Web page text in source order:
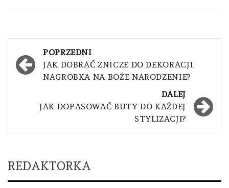
Nawigacja
wpisu
POPRZEDNI
JAK DOBRAĆ ZNICZE DO DEKORACJI
NAGROBKA NA BOŻE NARODZENIE?
DALEJ
JAK DOPASOWAĆ BUTY DO KAŻDEJ
STYLIZACJI?
REDAKTORKA